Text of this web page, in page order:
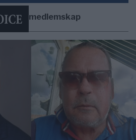
NATO-medlemskap